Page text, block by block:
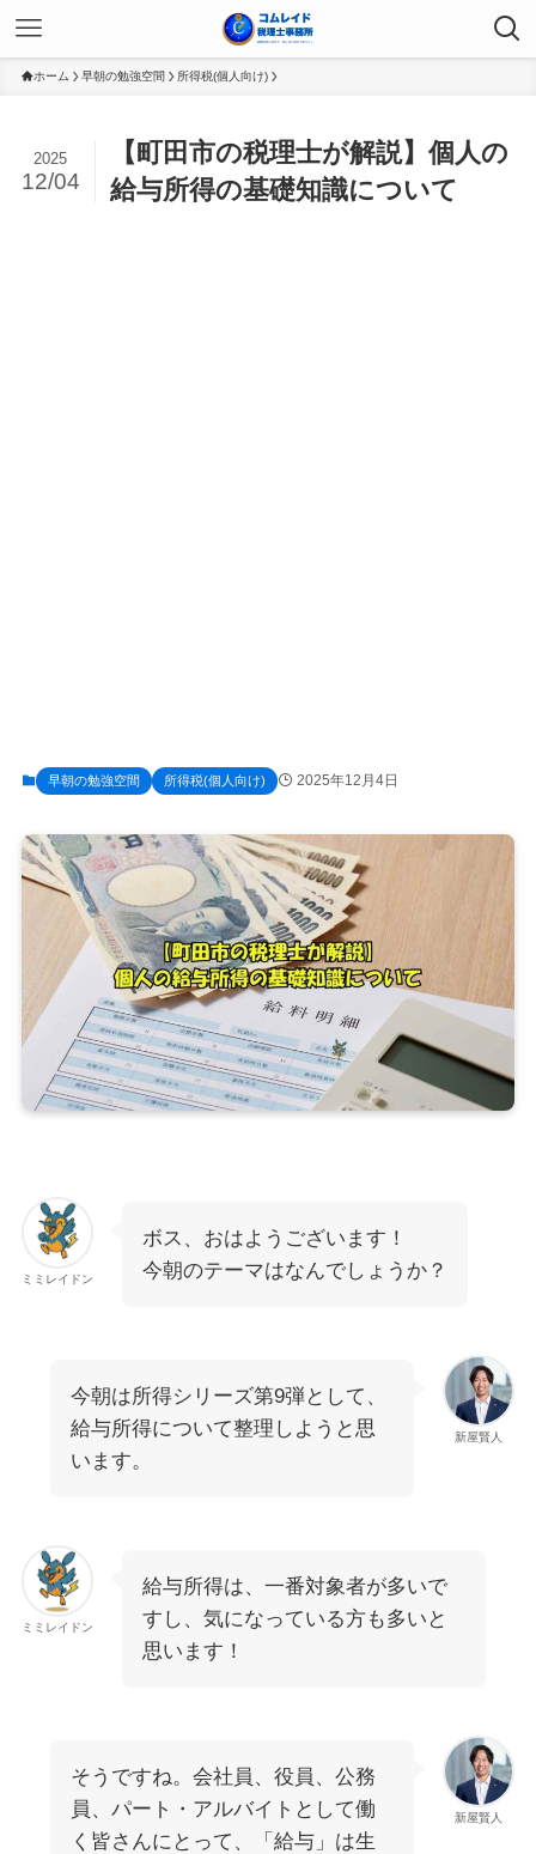
ホーム 早朝の勉強空間 所得税(個人向け)
【町田市の税理士が解説】個人の
給与所得の基礎知識について
2025
12/04
早朝の勉強空間 所得税(個人向け) 2025年12月4日
ミミレイドン
ボス、おはようございます！
今朝のテーマはなんでしょうか？
新屋賢人
今朝は所得シリーズ第9弾として、
給与所得について整理しようと思
います。
ミミレイドン
給与所得は、一番対象者が多いで
すし、気になっている方も多いと
思います！
新屋賢人
そうですね。会社員、役員、公務
員、パート・アルバイトとして働
く皆さんにとって、「給与」は生